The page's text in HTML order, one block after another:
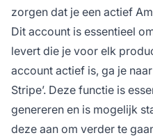
zorgen dat je een actief
Dit account is essentieel
levert die je voor elk
account actief is, ga je naar
Stripe’. Deze functie is
genereren en is mogelijk
deze aan om verder te